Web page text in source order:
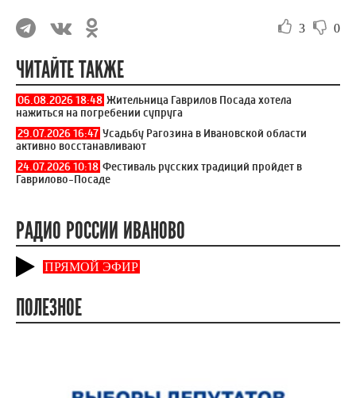
3 0
ЧИТАЙТЕ ТАКЖЕ
06.08.2026 18:48 Жительница Гаврилов Посада хотела
нажиться на погребении супруга
29.07.2026 16:47 Усадьбу Рагозина в Ивановской области
активно восстанавливают
24.07.2026 10:18 Фестиваль русских традиций пройдет в
Гаврилово-Посаде
РАДИО РОССИИ ИВАНОВО
ПРЯМОЙ ЭФИР
ПОЛЕЗНОЕ